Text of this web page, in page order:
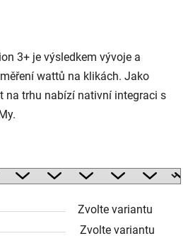
3+ je výsledkem vývoje a
wattů na klikách. Jako
na trhu nabízí nativní integraci s
Zvolte variantu
Zvolte variantu